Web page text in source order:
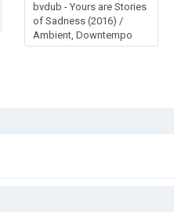
bvdub - Yours are Stories
of Sadness (2016) /
Ambient, Downtempo